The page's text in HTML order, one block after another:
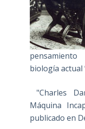
biología actual
"Charles
Máquina
publicado en